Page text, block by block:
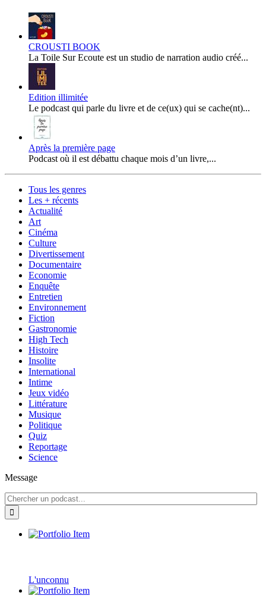
CROUSTI BOOK
La Toile Sur Ecoute est un studio de narration audio créé...
Edition illimitée
Le podcast qui parle du livre et de ce(ux) qui se cache(nt)...
Après la première page
Podcast où il est débattu chaque mois d’un livre,...
Tous les genres
Les + récents
Actualité
Art
Cinéma
Culture
Divertissement
Documentaire
Economie
Enquête
Entretien
Environnement
Fiction
Gastronomie
High Tech
Histoire
Insolite
International
Intime
Jeux vidéo
Littérature
Musique
Politique
Quiz
Reportage
Science
Message
L'unconnu